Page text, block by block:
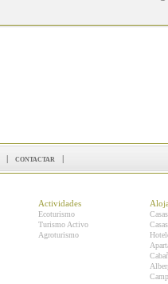
| contactar |
Actividades
Ecoturismo
Turismo Activo
Agroturismo